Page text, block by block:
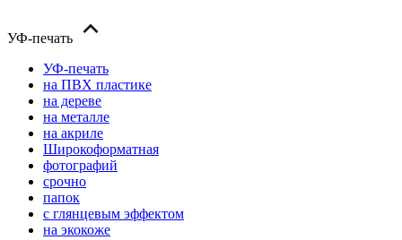
УФ-печать
УФ-печать
на ПВХ пластике
на дереве
на металле
на акриле
Широкоформатная
фотографий
срочно
папок
с глянцевым эффектом
на экокоже